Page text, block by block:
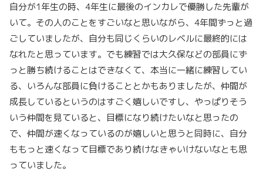
自分が1年生の時、4年生に最後のインカレで優勝した先輩が
いて。その人のことをすごいなと思いながら、4年間ずっと過
ごしていましたが、自分も同じくらいのレベルに最終的には
なれたと思っています。でも練習では大久保などの部員にず
っと勝ち続けることはできなくて、本当に一緒に練習してい
る、いろんな部員に負けることとかもありましたが、仲間が
成長しているというのはすごく嬉しいですし、やっぱりそう
いう仲間を見ていると、目標になり続けたいなと思ったの
で、仲間が速くなっているのが嬉しいと思うと同時に、自分
ももっと速くなって目標であり続けなきゃいけないなとも思
っていました。